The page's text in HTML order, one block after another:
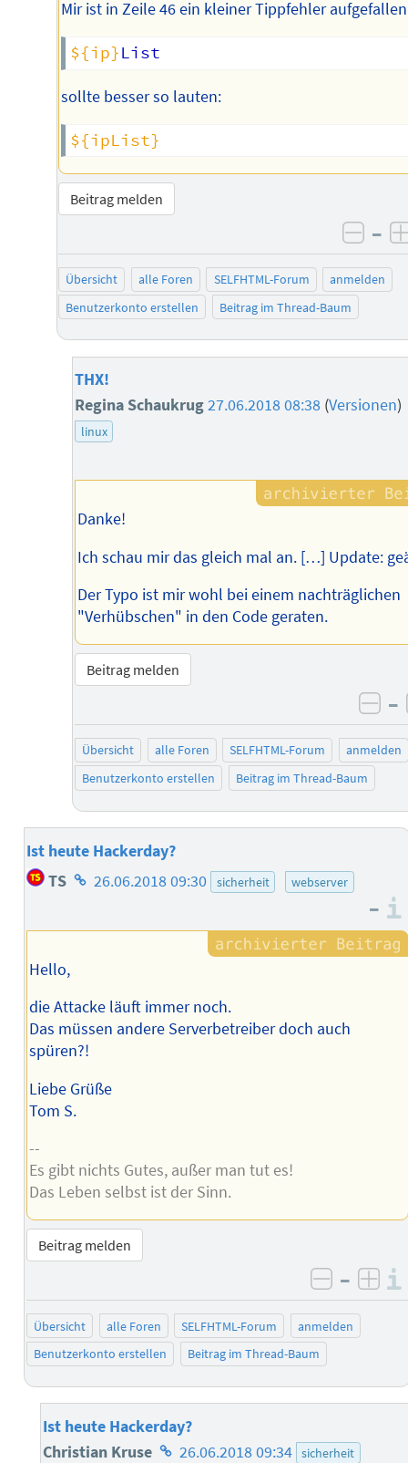
Mir ist in Zeile 46 ein kleiner Tippfehler
${ip}
sollte besser so lauten:
${ipList}
Beitrag melden
–
Übersicht alle Foren SELFHTML-Forum
anmelden
Benutzerkonto erstellen
Beitrag im Thread-Baum
THX!
Regina Schaukrug27.06.2018 08:38 (Versionen)
linux
Danke!
Ich schau mir das gleich mal an. […] Update:
Der Typo ist mir wohl bei einem nachträglichen
"Verhübschen" in den Code geraten.
Beitrag melden
–
Übersicht alle Foren SELFHTML-Forum
anmelden
Benutzerkonto erstellen
Beitrag im Thread-Baum
Ist heute Hackerday?
TS Homepage
Autors
26.06.2018 09:30 sicherheit webserver
–
Hello,
die Attacke läuft immer noch.
Das müssen andere Serverbetreiber doch auch
spüren?!
Liebe Grüße
Tom S.
--
Es gibt nichts Gutes, außer man tut es!
Das Leben selbst ist der Sinn.
Beitrag melden
negativ
–
Übersicht alle Foren SELFHTML-Forum
anmelden
Benutzerkonto erstellen
Beitrag im Thread-Baum
Ist heute Hackerday?
Christian Kruse Homepage
26.06.2018 09:34 sicherheit